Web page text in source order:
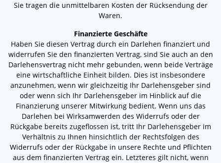
Sie tragen die unmittelbaren Kosten der Rücksendung der
Waren.
Finanzierte Geschäfte
Haben Sie diesen Vertrag durch ein Darlehen finanziert und
widerrufen Sie den finanzierten Vertrag, sind Sie auch an den
Darlehensvertrag nicht mehr gebunden, wenn beide Verträge
eine wirtschaftliche Einheit bilden. Dies ist insbesondere
anzunehmen, wenn wir gleichzeitig Ihr Darlehensgeber sind
oder wenn sich Ihr Darlehensgeber im Hinblick auf die
Finanzierung unserer Mitwirkung bedient. Wenn uns das
Darlehen bei Wirksamwerden des Widerrufs oder der
Rückgabe bereits zugeflossen ist, tritt Ihr Darlehensgeber im
Verhältnis zu Ihnen hinsichtlich der Rechtsfolgen des
Widerrufs oder der Rückgabe in unsere Rechte und Pflichten
aus dem finanzierten Vertrag ein. Letzteres gilt nicht, wenn